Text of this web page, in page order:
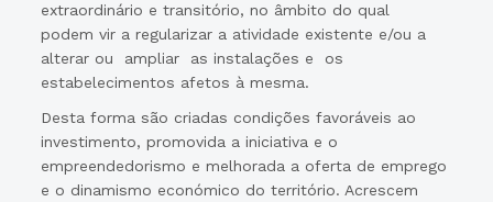
extraordinário e transitório, no âmbito do qual
podem vir a regularizar a atividade existente e/ou a
alterar ou ampliar as instalações e os
estabelecimentos afetos à mesma.
Desta forma são criadas condições favoráveis ao
investimento, promovida a iniciativa e o
empreendedorismo e melhorada a oferta de emprego
e o dinamismo económico do território. Acrescem